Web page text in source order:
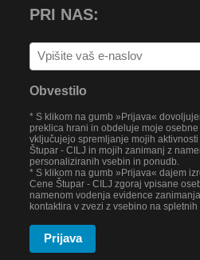
PRI NAS:
Obvestilo
* S klikom na gumb »Prijava«
preklica hrani in obdeluje moje
vključujejo spremljanje mojih
Štupar - CILJ in mojih zanimanj z
personaliziranih vsebin in ponudb.
* S klikom na gumb »Prijava« dajem
Cene Štupar - CILJ zgoraj vpisane
namenom vodenja evidence
kontaktira v zvezi z vsebino na spletnih
Prijava